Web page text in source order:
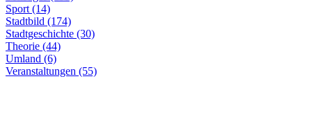
Sport (14)
Stadtbild (174)
Stadtgeschichte (30)
Theorie (44)
Umland (6)
Veranstaltungen (55)